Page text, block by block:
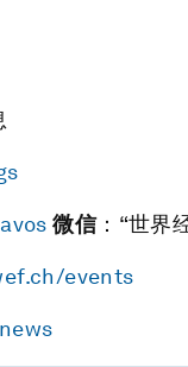
微信：“世界
events